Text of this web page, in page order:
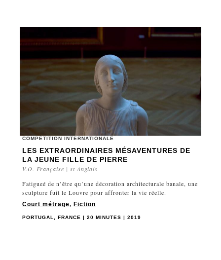
COMPÉTITION INTERNATIONALE
LES EXTRAORDINAIRES MÉSAVENTURES DE
LA JEUNE FILLE DE PIERRE
V.O. Française | st Anglais
Fatigueé de n’être qu’une décoration architecturale banale, une
sculpture fuit le Louvre pour affronter la vie réelle.
Court métrage,Fiction
PORTUGAL, FRANCE | 20 MINUTES | 2019